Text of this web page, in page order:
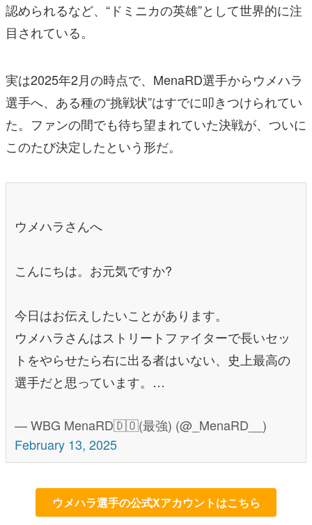
認められるなど、“ドミニカの英雄”として世界的に注
目されている。
実は2025年2月の時点で、MenaRD選手からウメハラ
選手へ、ある種の“挑戦状”はすでに叩きつけられてい
た。ファンの間でも待ち望まれていた決戦が、ついに
このたび決定したという形だ。
ウメハラさんへ
こんにちは。お元気ですか?
今日はお伝えしたいことがあります。
ウメハラさんはストリートファイターで長いセッ
トをやらせたら右に出る者はいない、史上最高の
選手だと思っています。…
— WBG MenaRD🇩🇴(最強) (@_MenaRD__)
February 13, 2025
ウメハラ選手の公式Xアカウントはこちら